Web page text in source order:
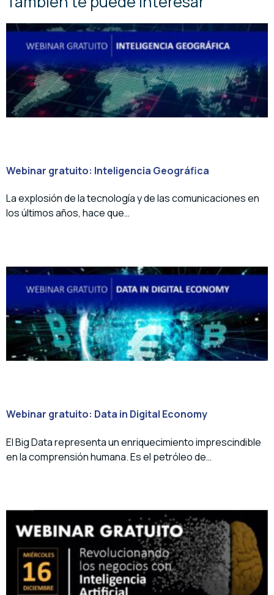
Webinar gratuito: Inteligencia Geográfica
La explosión de la tecnología y de las comunicaciones en
los últimos años, hace que…
Webinar gratuito: Data in Digital Economy
El Big Data representa un enriquecimiento imprescindible
en la comprensión humana. Es el petróleo de…